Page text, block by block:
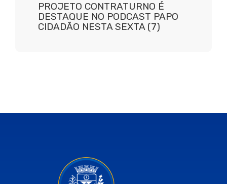
PROJETO CONTRATURNO É
DESTAQUE NO PODCAST PAPO
CIDADÃO NESTA SEXTA (7)